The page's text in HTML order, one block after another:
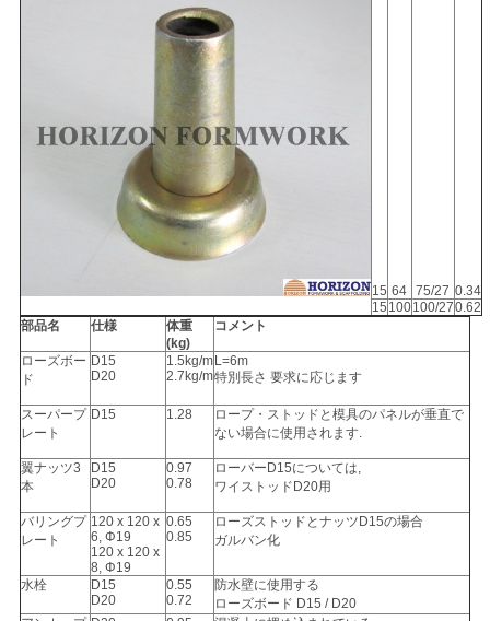
15 64 75/27 0.34
15 100100/270.62
部品名
仕様
体重
(kg)
コメント
ローズボー
ド
D15
D20
1.5kg/m
2.7kg/m
L=6m
特別長さ 要求に応じます
スーパープ
レート
D15 1.28
ロープ・ストッドと模具のパネルが垂直で
ない場合に使用されます.
翼ナッツ3
本
D15
D20
0.97
0.78
ローバーD15については,
ワイストッドD20用
バリングプ
レート
120 x 120 x
6, Φ19
120 x 120 x
8, Φ19
0.65
0.85
ローズストッドとナッツD15の場合
ガルバン化
水栓
D15
D20
0.55
0.72
防水壁に使用する
ローズボード D15 / D20